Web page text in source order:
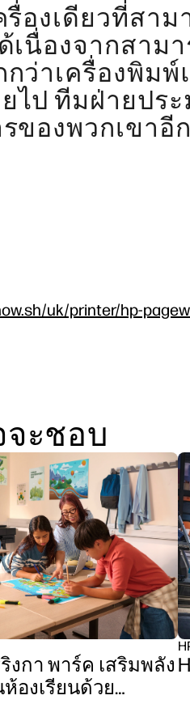
รื่องเดียวที่สา
เนื่องจากสาม
ว่าเครื่องพิม
ไป ทีมฝ่ายปร
ของพวกเขาอี
uk/printer/hp-
ะชอบ
งกา พาร์ค เสริมพลัง
ห้องเรียนด้วย